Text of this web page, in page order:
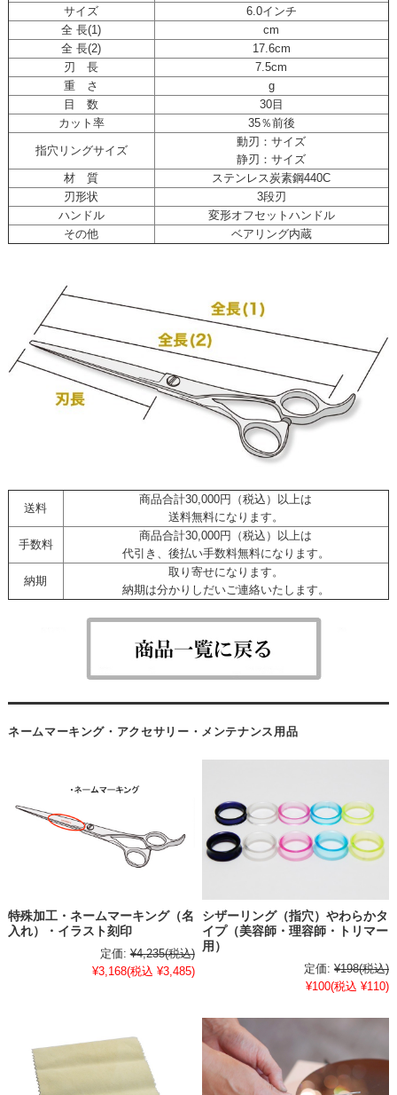
サイズ
6.0インチ
全 長(1)
cm
全 長(2)
17.6cm
刃 長
7.5cm
重 さ
g
目 数
30目
カット率
35％前後
指穴リングサイズ
動刃：サイズ
静刃：サイズ
材 質
ステンレス炭素鋼440C
刃形状
3段刃
ハンドル
変形オフセットハンドル
その他
ベアリング内蔵
送料
商品合計30,000円（税込）以上は
送料無料になります。
手数料
商品合計30,000円（税込）以上は
代引き、後払い手数料無料になります。
納期
取り寄せになります。
納期は分かりしだいご連絡いたします。
ネームマーキング・アクセサリー・メンテナンス用品
特殊加工・ネームマーキング（名
入れ）・イラスト刻印
定価: ¥4,235(税込)
¥3,168(税込 ¥3,485)
シザーリング（指穴）やわらかタ
イプ（美容師・理容師・トリマー
用）
定価: ¥198(税込)
¥100(税込 ¥110)